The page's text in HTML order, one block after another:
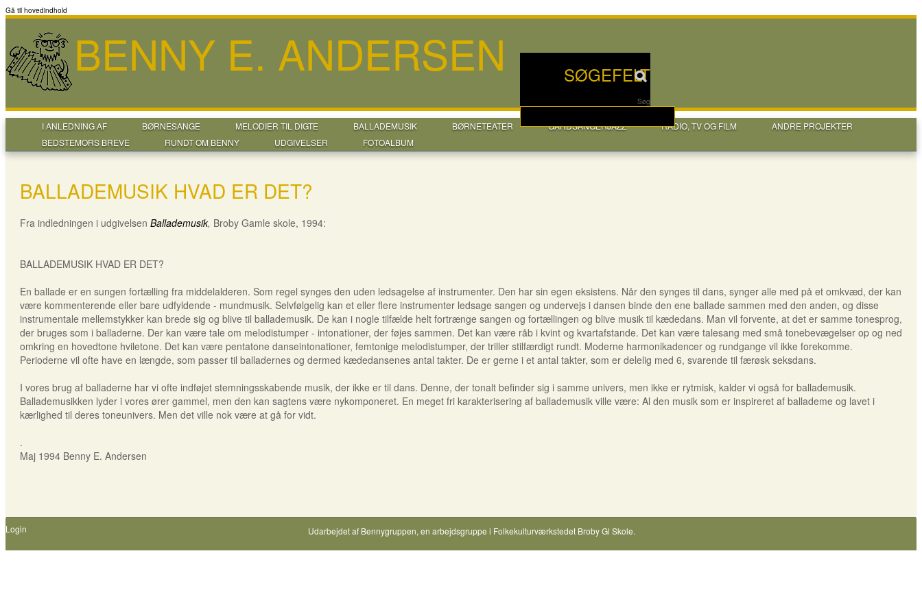
Gå til hovedindhold
SØGEFELT
Søg
BENNY E. ANDERSEN
I ANLEDNING AF BØRNESANGE MELODIER TIL DIGTE BALLADEMUSIK BØRNETEATER GÅRDSANGERJAZZ RADIO, TV OG FILM
ANDRE PROJEKTER
BEDSTEMORS BREVE
RUNDT OM BENNY UDGIVELSER FOTOALBUM
BALLADEMUSIK HVAD ER DET?
Fra indledningen i udgivelsen Ballademusik, Broby Gamle skole, 1994:
BALLADEMUSIK HVAD ER DET?
En ballade er en sungen fortælling fra middelalderen. Som regel synges den uden ledsagelse af instrumenter. Den har sin egen eksistens. Når den synges til dans, synger alle med på et omkvæd, der kan
være kommenterende eller bare udfyldende - mundmusik. Selvfølgelig kan et eller flere instrumenter ledsage sangen og undervejs i dansen binde den ene ballade sammen med den anden, og disse
instrumentale mellemstykker kan brede sig og blive til ballademusik. De kan i nogle tilfælde helt fortrænge sangen og fortællingen og blive musik til kædedans. Man vil forvente, at det er samme tonesprog,
der bruges som i balladerne. Der kan være tale om melodistumper - intonationer, der føjes sammen. Det kan være råb i kvint og kvartafstande. Det kan være talesang med små tonebevægelser op og ned
omkring en hovedtone hviletone. Det kan være pentatone danseintonationer, femtonige melodistumper, der triller stilfærdigt rundt. Moderne harmonikadencer og rundgange vil ikke forekomme.
Perioderne vil ofte have en længde, som passer til balladernes og dermed kædedansenes antal takter. De er gerne i et antal takter, som er delelig med 6, svarende til færøsk seksdans.
I vores brug af balladerne har vi ofte indføjet stemningsskabende musik, der ikke er til dans. Denne, der tonalt befinder sig i samme univers, men ikke er rytmisk, kalder vi også for ballademusik.
Ballademusikken lyder i vores ører gammel, men den kan sagtens være nykomponeret. En meget fri karakterisering af ballademusik ville være: Al den musik som er inspireret af ballademe og lavet i
kærlighed til deres toneunivers. Men det ville nok være at gå for vidt.
.
Maj 1994 Benny E. Andersen
Login Udarbejdet af Bennygruppen, en arbejdsgruppe i Folkekulturværkstedet Broby Gl Skole.